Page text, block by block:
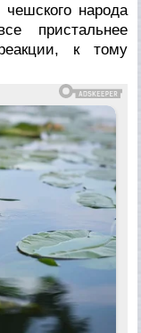
народа
пристальнее
к тому